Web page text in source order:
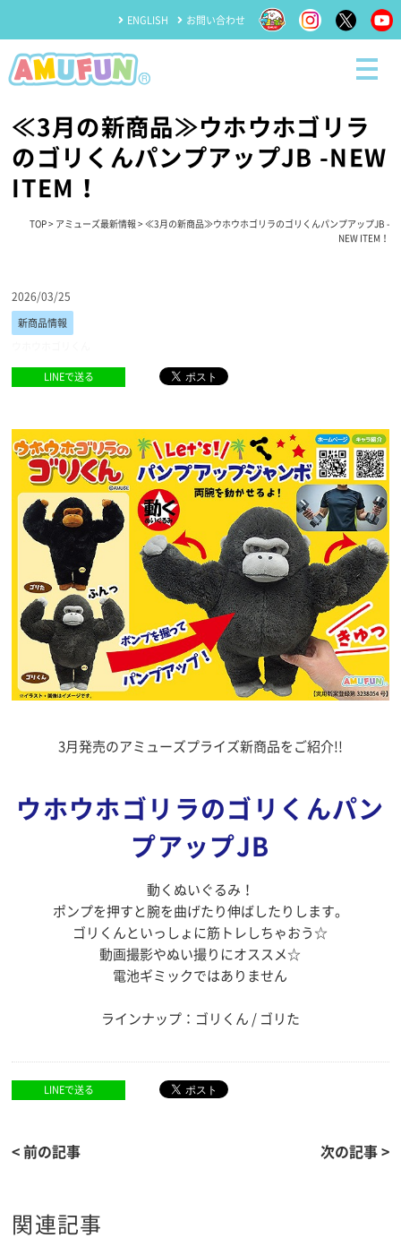
ENGLISH お問い合わせ
≪3月の新商品≫ウホウホゴリラ
のゴリくんパンプアップJB -NEW
ITEM！
TOP> アミューズ最新情報> ≪3月の新商品≫ウホウホゴリラのゴリくんパンプアップJB -
NEW ITEM！
2026/03/25
新商品情報
LINEで送る
3月発売のアミューズプライズ新商品をご紹介!!
ウホウホゴリラのゴリくんパン
プアップJB
動くぬいぐるみ！
ポンプを押すと腕を曲げたり伸ばしたりします。
ゴリくんといっしょに筋トレしちゃおう☆
動画撮影やぬい撮りにオススメ☆
電池ギミックではありません
ラインナップ：ゴリくん / ゴリた
LINEで送る
< 前の記事 次の記事 >
関連記事